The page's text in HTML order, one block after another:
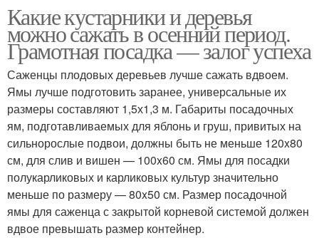
Какие кустарники и деревья
можно сажать в осенний период.
Грамотная посадка — залог успеха
Саженцы плодовых деревьев лучше сажать вдвоем.
Ямы лучше подготовить заранее, универсальные их
размеры составляют 1,5х1,3 м. Габариты посадочных
ям, подготавливаемых для яблонь и груш, привитых на
сильнорослые подвои, должны быть не меньше 120x80
см, для слив и вишен — 100x60 см. Ямы для посадки
полукарликовых и карликовых культур значительно
меньше по размеру — 80x50 см. Размер посадочной
ямы для саженца с закрытой корневой системой должен
вдвое превышать размер контейнер.